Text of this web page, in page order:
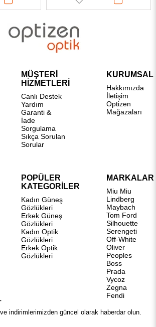
MÜŞTERİ
HİZMETLERİ
Canlı Destek
Yardım
Garanti &
İade
Sorgulama
Sıkça Sorulan
Sorular
KURUMSAL
Hakkımızda
İletişim
Optizen
Mağazaları
POPÜLER
KATEGORİLER
Kadın Güneş
Gözlükleri
Erkek Güneş
Gözlükleri
Kadın Optik
Gözlükleri
Erkek Optik
Gözlükleri
MARKALAR
Miu Miu
Lindberg
Maybach
Tom Ford
Silhouette
Serengeti
Off-White
Oliver
Peoples
Boss
Prada
Vycoz
Zegna
Fendi
indirimlerimizden güncel olarak haberdar olun.